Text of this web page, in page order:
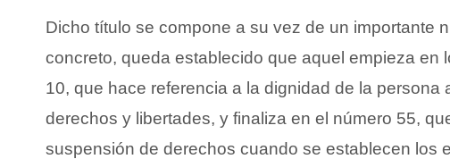
Dicho título se compone a su vez de un importante
concreto, queda establecido que aquel empieza en
10, que hace referencia a la dignidad de la persona
derechos y libertades, y finaliza en el número 55,
suspensión de derechos cuando se establecen los